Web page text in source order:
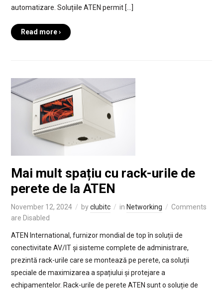
automatizare. Soluțiile ATEN permit […]
Read more ›
Mai mult spațiu cu rack-urile de
perete de la ATEN
November 12, 2024 byclubitc in Networking
Comments
are Disabled
ATEN International, furnizor mondial de top în soluții de
conectivitate AV/IT și sisteme complete de administrare,
prezintă rack-urile care se montează pe perete, ca soluții
speciale de maximizarea a spațiului și protejare a
echipamentelor. Rack-urile de perete ATEN sunt o soluție de